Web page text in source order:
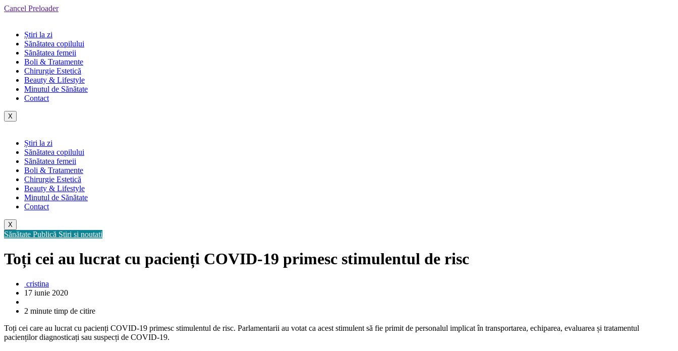
Cancel Preloader
Știri la zi
Sănătatea copilului
Sănătatea femeii
Boli & Tratamente
Chirurgie Estetică
Beauty & Lifestyle
Minutul de Sănătate
Contact
X
Știri la zi
Sănătatea copilului
Sănătatea femeii
Boli & Tratamente
Chirurgie Estetică
Beauty & Lifestyle
Minutul de Sănătate
Contact
X
Sănătate Publică Stiri si noutati
Toți cei au lucrat cu pacienți COVID-19 primesc stimulentul de risc
cristina
17 iunie 2020
2 minute timp de citire
Toți cei care au lucrat cu pacienți COVID-19 primesc stimulentul de risc. Parlamentarii au votat ca acest stimulent să fie primit de personalul implicat în transportarea, echiparea, evaluarea și tratamentul
pacienților diagnosticați sau suspecți de COVID-19.